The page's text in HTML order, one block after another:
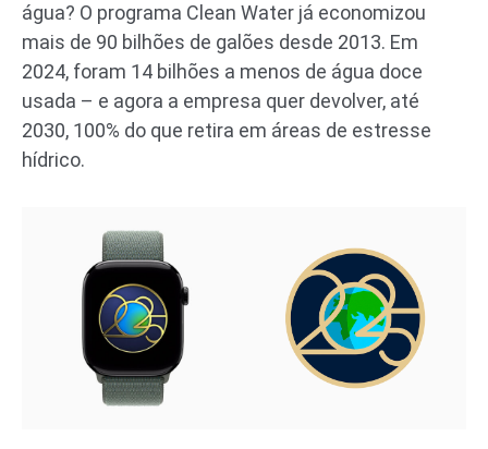
água? O programa Clean Water já economizou
mais de 90 bilhões de galões desde 2013. Em
2024, foram 14 bilhões a menos de água doce
usada – e agora a empresa quer devolver, até
2030, 100% do que retira em áreas de estresse
hídrico.